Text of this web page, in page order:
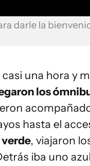
darle la
casi una hora y
los
hasta el
verde, viajaron
iba uno